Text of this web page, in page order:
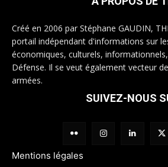
Créé en 2006 par Stéphane GAUDIN,
portail indépendant d'informations sur
économiques, culturels,
Défense. Il se veut également vecteur
armées.
SUIVEZ-NOUS
Mentions légales